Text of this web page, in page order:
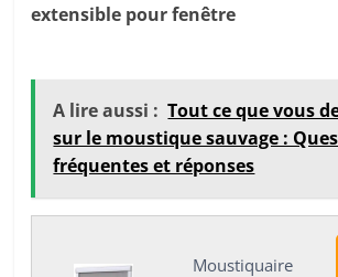
extensible pour fenêtre
A lire aussi : Tout ce que vous
sur le moustique sauvage :
fréquentes et réponses
Moustiquaire